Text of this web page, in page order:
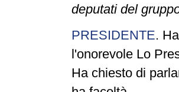
deputati del
PRESIDENTE.
l'onorevole Lo
Ha chiesto di